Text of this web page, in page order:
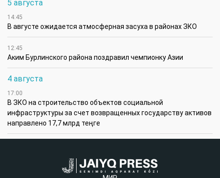
5 августа
14:45
В августе ожидается атмосферная засуха в районах ЗКО
12:45
Аким Бурлинского района поздравил чемпионку Азии
4 августа
17:00
В ЗКО на строительство объектов социальной
инфраструктуры за счет возвращенных государству активов
направлено 17,7 млрд теңге